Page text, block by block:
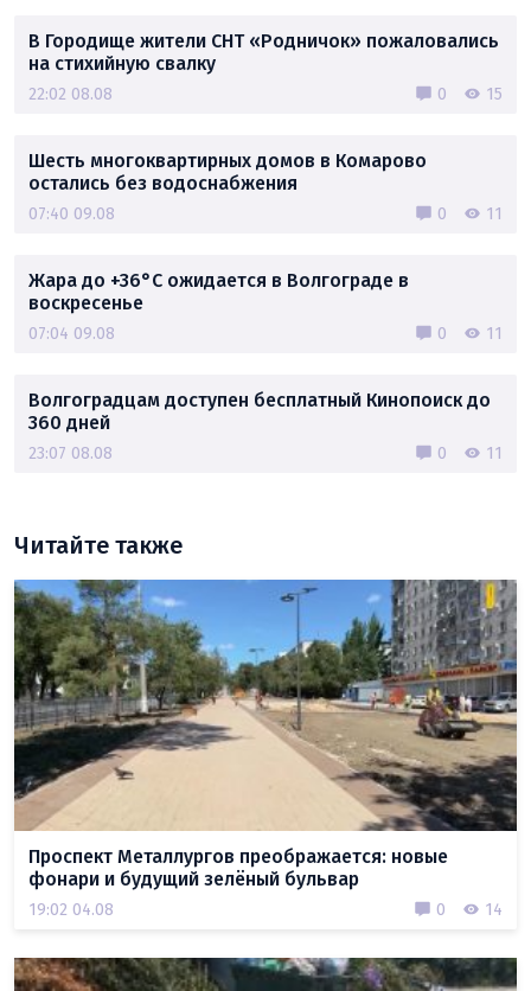
В Городище жители СНТ «Родничок» пожаловались
на стихийную свалку
22:02 08.08 0 15
Шесть многоквартирных домов в Комарово
остались без водоснабжения
07:40 09.08 0 11
Жара до +36°C ожидается в Волгограде в
воскресенье
07:04 09.08 0 11
Волгоградцам доступен бесплатный Кинопоиск до
360 дней
23:07 08.08 0 11
Читайте также
Проспект Металлургов преображается: новые
фонари и будущий зелёный бульвар
19:02 04.08 0 14